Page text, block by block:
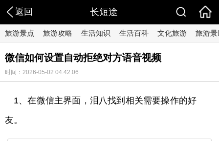
返回 长短途
旅游景点 旅游攻略 生活知识 生活百科 文化旅游 旅游景
微信如何设置自动拒绝对方语音视频
时间：2026-05-02 04:42:06
1、在微信主界面，泪八找到相关需要操作的好
友。